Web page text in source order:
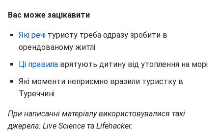
Вас може зацікавити
Які речі туристу треба одразу зробити в
орендованому житлі
Ці правила врятують дитину від утоплення на морі
Які моменти неприємно вразили туристку в
Туреччині
При написанні матеріалу використовувалися такі
джерела: Live Science та Lifehacker.